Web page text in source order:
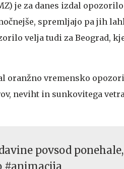
je za danes izdal
spremljajo pa jih
velja tudi za Beograd,
oranžno vremensko
neviht in sunkovitega
povsod
#animacija